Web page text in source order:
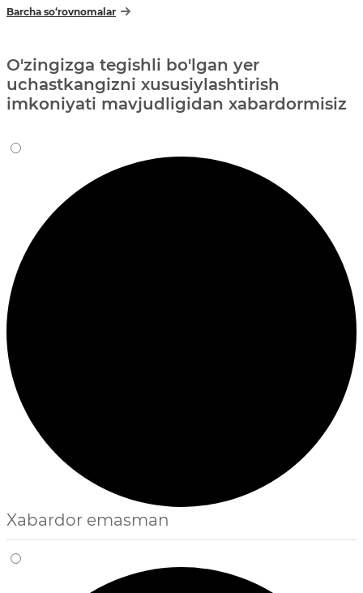
Barcha so‘rovnomalar
O'zingizga tegishli bo'lgan yer
uchastkangizni xususiylashtirish
imkoniyati mavjudligidan xabardormisiz
Xabardor emasman